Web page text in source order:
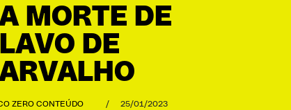
MORTE DE
DE
ZERO CONTEÚDO / 25/01/2023